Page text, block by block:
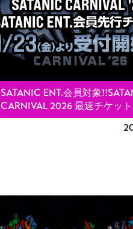
SATANIC ENT.会員対象
CARNIVAL 2026 最速チケッ